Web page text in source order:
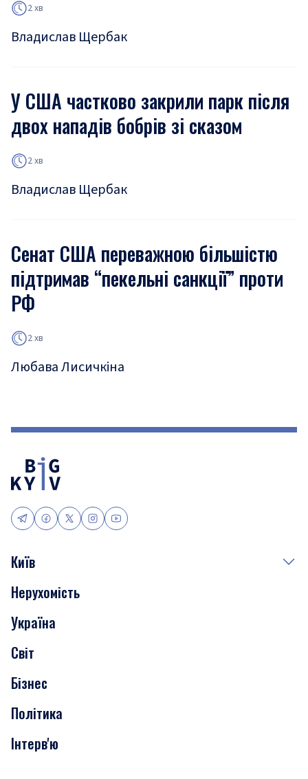
2 хв
Владислав Щербак
У США частково закрили парк після
двох нападів бобрів зі сказом
2 хв
Владислав Щербак
Сенат США переважною більшістю
підтримав “пекельні санкції” проти
РФ
2 хв
Любава Лисичкіна
Київ
Події
Скандали
Нерухомість
Транспорт
Нерухомість
Україна
Світ
Бізнес
Політика
Інтерв'ю